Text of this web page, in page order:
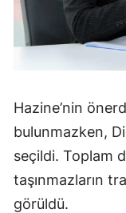
Hazine’nin
bulunmazken,
seçildi. Toplam
taşınmazların
görüldü.